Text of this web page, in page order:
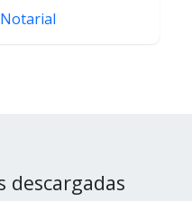
descargadas